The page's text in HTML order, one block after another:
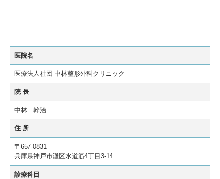
医院名
医療法人社団 中林整形外科クリニック
院 長
中林 幹治
住 所
〒657-0831
兵庫県神戸市灘区水道筋4丁目3-14
診療科目